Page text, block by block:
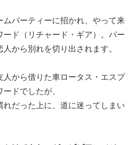
ムパーティーに招かれ、やって来
ード（リチャード・ギア）。パー
から別れを切り出されます。
人から借りた車ロータス・エスプ
ドでしたが、
れだった上に、道に迷ってしまい